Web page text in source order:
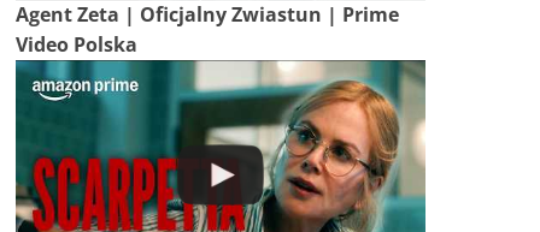
Agent Zeta | Oficjalny Zwiastun | Prime
Video Polska